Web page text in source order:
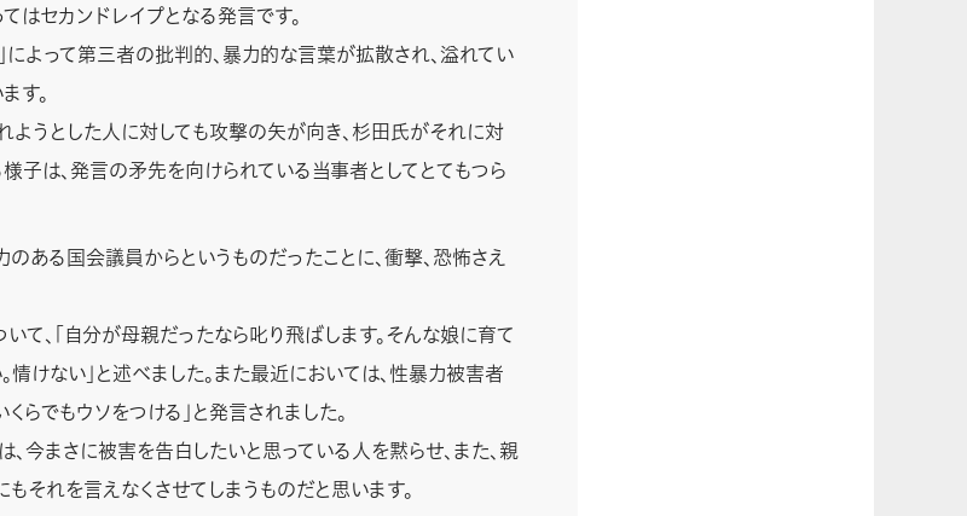
はセカンドレイプとなる発言です。
によって第三者の批判的、暴力的な言葉が拡散され、溢れてい
す。
ようとした人に対しても攻撃の矢が向き、杉田氏がそれに対
様子は、発言の矛先を向けられている当事者としてとてもつら
ある国会議員からというものだったことに、衝撃、恐怖さえ
て、「自分が母親だったなら叱り飛ばします。そんな娘に育て
情けない」と述べました。また最近においては、性暴力被害者
らでもウソをつける」と発言されました。
今まさに被害を告白したいと思っている人を黙らせ、また、親
もそれを言えなくさせてしまうものだと思います。